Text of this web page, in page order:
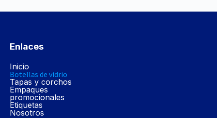
Enlaces
Inicio
Botellas de vidrio
Tapas y corchos
Empaques
promocionales
Etiquetas
Nosotros